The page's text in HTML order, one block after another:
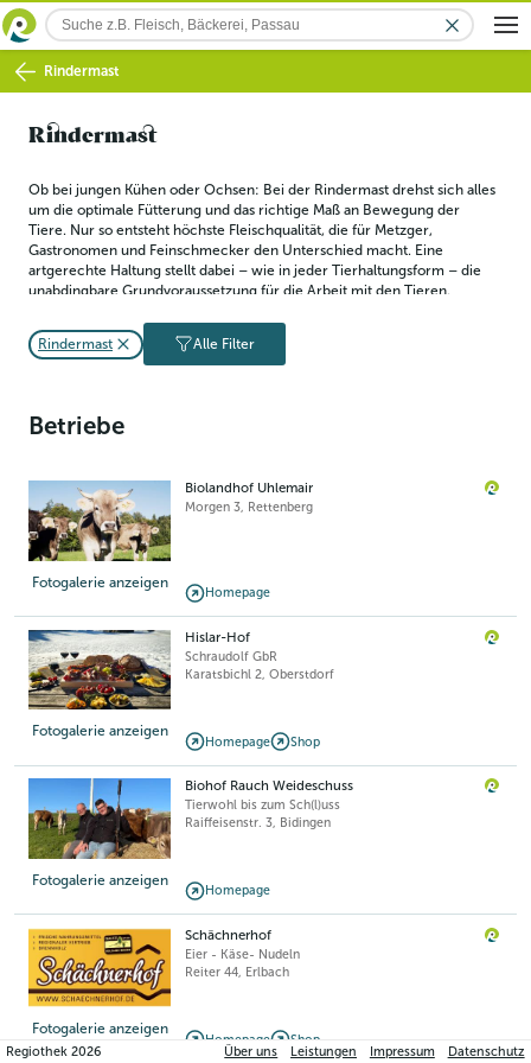
Rindermast
Rindermast
Ob bei jungen Kühen oder Ochsen: Bei der Rindermast drehst sich alles
um die optimale Fütterung und das richtige Maß an Bewegung der
Tiere. Nur so entsteht höchste Fleischqualität, die für Metzger,
Gastronomen und Feinschmecker den Unterschied macht. Eine
artgerechte Haltung stellt dabei – wie in jeder Tierhaltungsform – die
unabdingbare Grundvoraussetzung für die Arbeit mit den Tieren.
Rindermast Alle Filter
Betriebe
Fotogalerie anzeigen
Biolandhof Uhlemair
Morgen 3, Rettenberg
Homepage
Fotogalerie anzeigen
Hislar-Hof
Schraudolf GbR
Karatsbichl 2, Oberstdorf
Homepage Shop
Fotogalerie anzeigen
Biohof Rauch Weideschuss
Tierwohl bis zum Sch(l)uss
Raiffeisenstr. 3, Bidingen
Homepage
Fotogalerie anzeigen
Schächnerhof
Eier - Käse- Nudeln
Reiter 44, Erlbach
Homepage Shop
Regiothek2026 Über uns Leistungen Impressum Datenschutz